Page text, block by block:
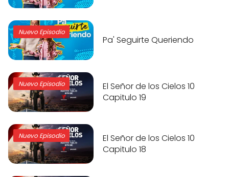
Nuevo Episodio
Pa' Seguirte Queriendo
Nuevo Episodio
El Señor de los Cielos 10
Capitulo 19
Nuevo Episodio
El Señor de los Cielos 10
Capitulo 18